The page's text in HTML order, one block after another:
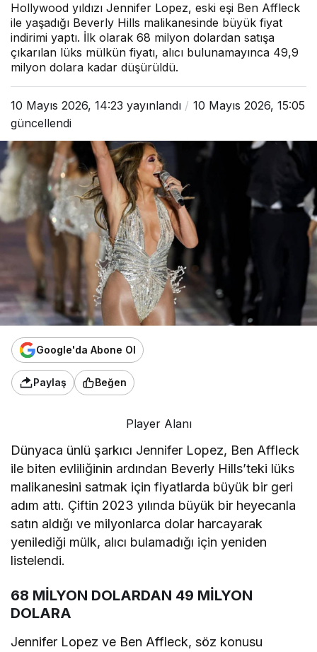
Hollywood yıldızı Jennifer Lopez, eski eşi Ben Affleck
ile yaşadığı Beverly Hills malikanesinde büyük fiyat
indirimi yaptı. İlk olarak 68 milyon dolardan satışa
çıkarılan lüks mülkün fiyatı, alıcı bulunamayınca 49,9
milyon dolara kadar düşürüldü.
10 Mayıs 2026, 14:23 yayınlandı
10 Mayıs 2026, 15:05
güncellendi
Google'da Abone Ol
Paylaş Beğen
Player Alanı
Dünyaca ünlü şarkıcı Jennifer Lopez, Ben Affleck
ile biten evliliğinin ardından Beverly Hills’teki lüks
malikanesini satmak için fiyatlarda büyük bir geri
adım attı. Çiftin 2023 yılında büyük bir heyecanla
satın aldığı ve milyonlarca dolar harcayarak
yenilediği mülk, alıcı bulamadığı için yeniden
listelendi.
68 MİLYON DOLARDAN 49 MİLYON
DOLARA
Jennifer Lopez ve Ben Affleck, söz konusu